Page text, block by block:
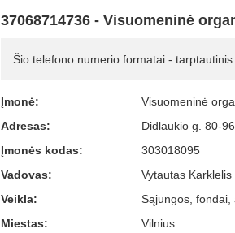
37068714736 - Visuomeninė
Šio telefono numerio formatai - tarptautinis:
Įmonė:
Visuomeninė
Adresas:
Didlaukio g. 80-
Įmonės kodas:
303018095
Vadovas:
Vytautas Karklelis
Veikla:
Sąjungos, fondai,
Miestas:
Vilnius